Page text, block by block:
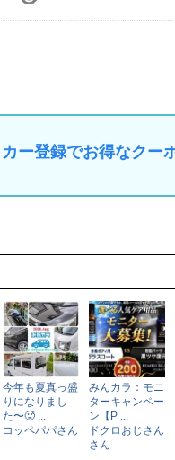
ー登録でお得なクー
今年も夏真っ盛
りになりまし
た〜🥵 ...
コッペパパさん
みんカラ：モニ
ターキャンペー
ン【P ...
ドクロおじさん
さん